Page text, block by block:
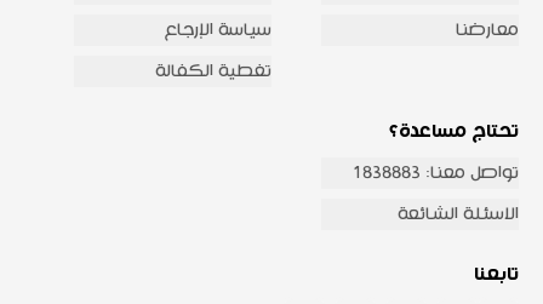
معارضنا سياسة الإرجاع
تغطية الكفالة
تحتاج مساعدة؟
تواصل معنا: 1838883
الاسئلة الشائعة
تابعنا